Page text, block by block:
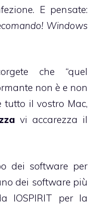
E pensate:
Windows
che “quel
non è e non
tutto il vostro Mac,
vi accarezza il
dei software per
dei software più
IOSPIRIT per la